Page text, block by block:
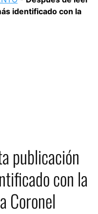
identificado con la
publicación
con la
Coronel